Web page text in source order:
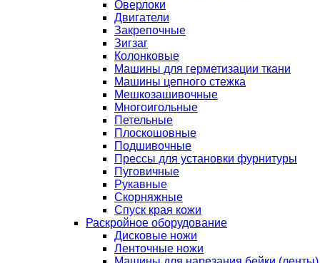
Оверлоки
Двигатели
Закрепочные
Зигзаг
Колонковые
Машины для герметизации ткани
Машины цепного стежка
Мешкозашивочные
Многоигольные
Петельные
Плоскошовные
Подшивочные
Прессы для установки фурнитуры
Пуговичные
Рукавные
Скорняжные
Спуск края кожи
Раскройное оборудование
Дисковые ножи
Ленточные ножи